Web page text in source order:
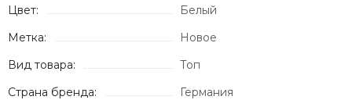
Цвет:
Белый
Метка:
Новое
Вид товара:
Топ
Страна бренда:
Германия